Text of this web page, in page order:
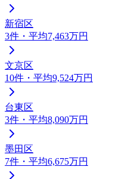
新宿区
3件 ・平均7,463万円
文京区
10件 ・平均9,524万円
台東区
3件 ・平均8,090万円
墨田区
7件 ・平均6,675万円